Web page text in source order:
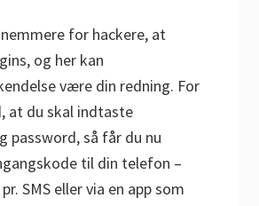
for hackere, at
og her kan
være din redning. For
at du skal indtaste
password, så får du nu
til din telefon –
SMS eller via en app som